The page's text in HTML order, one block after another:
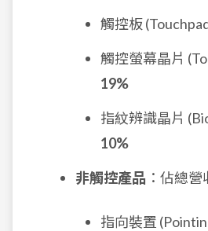
觸控板
觸控螢幕晶片
19%
指紋辨識晶片
10%
非觸控產品 ：佔總營
指向裝置